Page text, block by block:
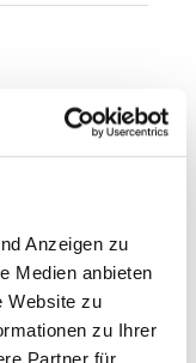
Anzeigen zu
Medien anbieten
Website zu
zu Ihrer